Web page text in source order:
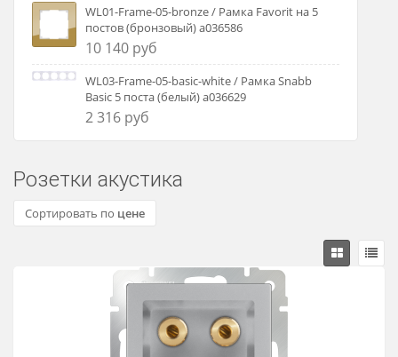
WL01-Frame-05-bronze / Рамка Favorit на 5
постов (бронзовый) a036586
10 140 руб
WL03-Frame-05-basic-white / Рамка Snabb
Basic 5 поста (белый) a036629
2 316 руб
Розетки акустика
Сортировать по цене